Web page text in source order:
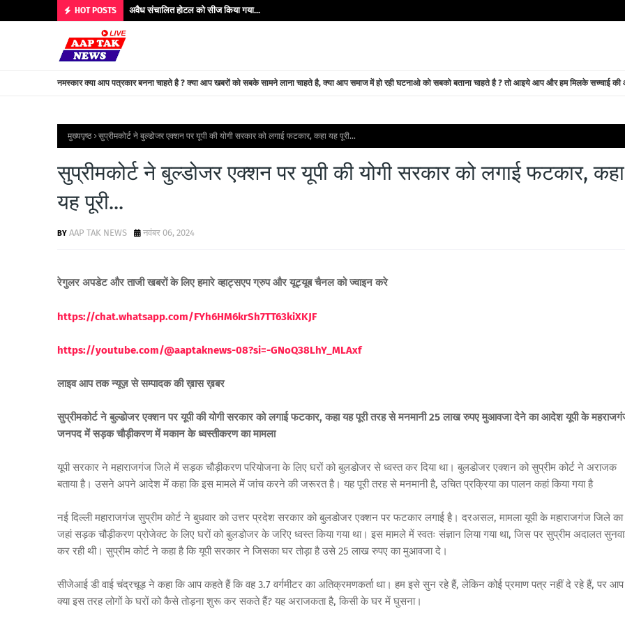
HOT POSTS अवैध संचालित होटल को सीज किया गया...
नमस्कार क्या आप पत्रकार बनना चाहते है ? क्या आप खबरों को सबके सामने लाना चाहते है, क्या आप समाज में हो रही घटनाओ को सबको बताना चाहते है ? तो आइये आप और हम मिलके सच्चाई
मुख्यपृष्ठ सुप्रीमकोर्ट ने बुल्डोजर एक्शन पर यूपी की योगी सरकार को लगाई फटकार, कहा यह पूरी...
सुप्रीमकोर्ट ने बुल्डोजर एक्शन पर यूपी की योगी सरकार को लगाई फटकार, कहा
यह पूरी...
AAP TAK NEWS नवंबर 06, 2024
रेगुलर अपडेट और ताजी खबरों के लिए हमारे व्हाट्सएप ग्रुप और यूट्यूब चैनल को ज्वाइन करे
https://chat.whatsapp.com/FYh6HM6krSh7TT63kiXKJF
https://youtube.com/@aaptaknews-08?si=-GNoQ38LhY_MLAxf
लाइव आप तक न्यूज़ से सम्पादक की ख़ास ख़बर
सुप्रीमकोर्ट ने बुल्डोजर एक्शन पर यूपी की योगी सरकार को लगाई फटकार, कहा यह पूरी तरह से मनमानी 25 लाख रुपए मुआवजा देने का आदेश यूपी के
जनपद में सड़क चौड़ीकरण में मकान के ध्वस्तीकरण का मामला
यूपी सरकार ने महाराजगंज जिले में सड़क चौड़ीकरण परियोजना के लिए घरों को बुलडोजर से ध्वस्त कर दिया था। बुलडोजर एक्शन को सुप्रीम कोर्ट ने अराजक
बताया है। उसने अपने आदेश में कहा कि इस मामले में जांच करने की जरूरत है। यह पूरी तरह से मनमानी है, उचित प्रक्रिया का पालन कहां किया गया है
नई दिल्ली महाराजगंज सुप्रीम कोर्ट ने बुधवार को उत्तर प्रदेश सरकार को बुलडोजर एक्शन पर फटकार लगाई है। दरअसल, मामला यूपी के महाराजगंज जिले
जहां सड़क चौड़ीकरण प्रोजेक्ट के लिए घरों को बुलडोजर के जरिए ध्वस्त किया गया था। इस मामले में स्वतः संज्ञान लिया गया था, जिस पर सुप्रीम अदालत
कर रही थी। सुप्रीम कोर्ट ने कहा है कि यूपी सरकार ने जिसका घर तोड़ा है उसे 25 लाख रुपए का मुआवजा दे।
सीजेआई डी वाई चंद्रचूड़ ने कहा कि आप कहते हैं कि वह 3.7 वर्गमीटर का अतिक्रमणकर्ता था। हम इसे सुन रहे हैं, लेकिन कोई प्रमाण पत्र नहीं दे रहे हैं, पर आप
क्या इस तरह लोगों के घरों को कैसे तोड़ना शुरू कर सकते हैं? यह अराजकता है, किसी के घर में घुसना।